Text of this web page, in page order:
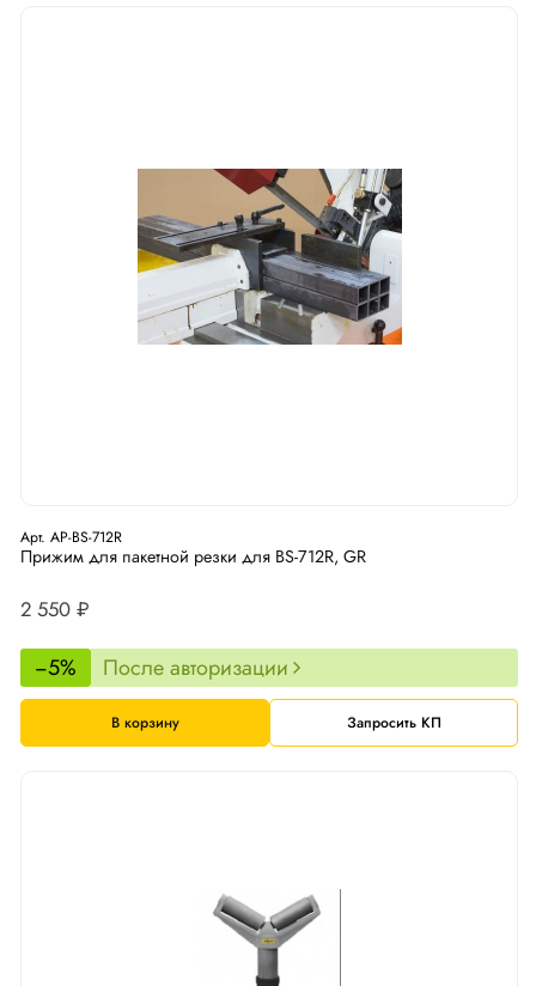
Арт. AP-BS-712R
Прижим для пакетной резки для BS-712R, GR
2 550 ₽
−5% После авторизации
В корзину Запросить КП